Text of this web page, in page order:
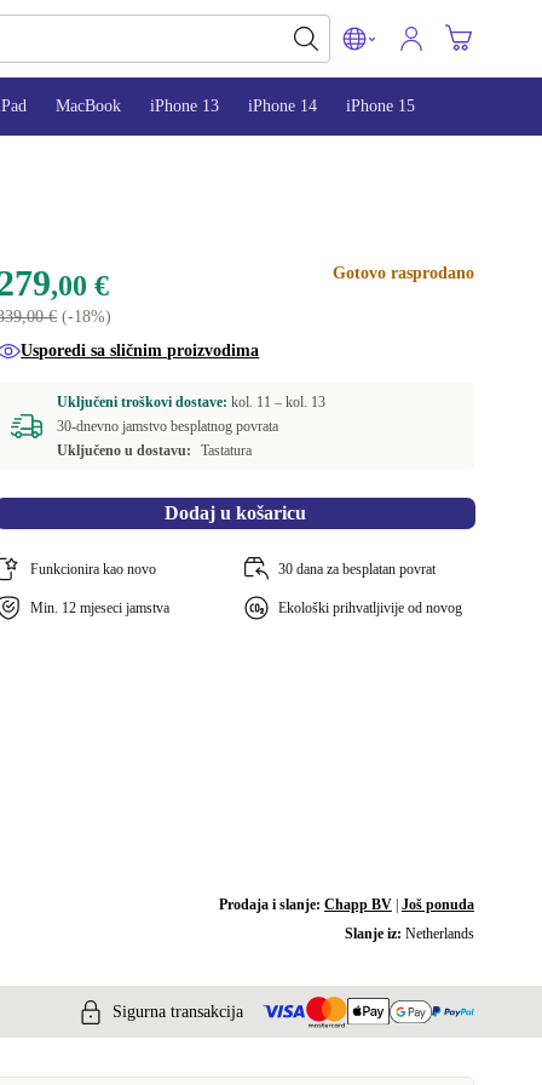
MacBook iPhone 13 iPhone 14 iPhone 15
,00 €
€(-18%)
Gotovo rasprodano
Usporedi sa sličnim proizvodima
Uključeni troškovi dostave:kol. 11 –kol. 13
30-dnevno jamstvo besplatnog povrata
Uključeno u dostavu:
Tastatura
Dodaj u košaricu
Funkcionira kao novo 30 dana za besplatan povrat
Min. 12 mjeseci jamstva Ekološki prihvatljivije od novog
Prodaja i slanje: Chapp BV| Još ponuda
Slanje iz: Netherlands
Sigurna transakcija